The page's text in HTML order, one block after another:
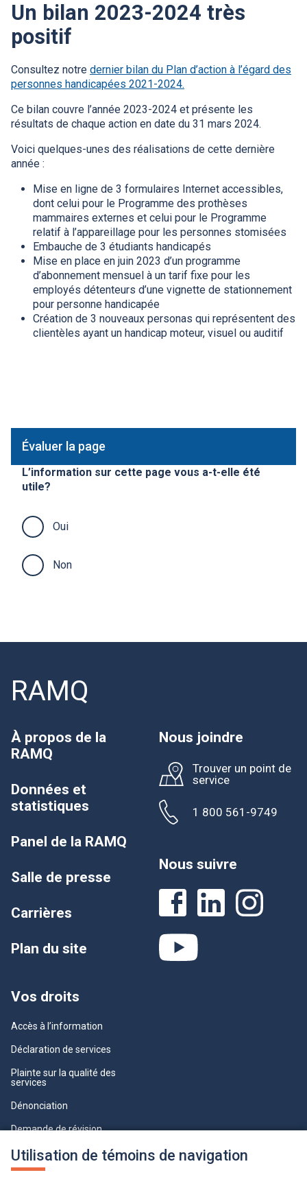
Utilisation de témoins de navigation
Un bilan 2023-2024 très
positif
Consultez notre dernier bilan du Plan d’action à l’égard des
personnes handicapées 2021-2024.
Ce bilan couvre l’année 2023-2024 et présente les
résultats de chaque action en date du 31 mars 2024.
Voici quelques-unes des réalisations de cette dernière
année :
Mise en ligne de 3 formulaires Internet accessibles,
dont celui pour le Programme des prothèses
mammaires externes et celui pour le Programme
relatif à l’appareillage pour les personnes stomisées
Embauche de 3 étudiants handicapés
Mise en place en juin 2023 d’un programme
d’abonnement mensuel à un tarif fixe pour les
employés détenteurs d’une vignette de stationnement
pour personne handicapée
Création de 3 nouveaux personas qui représentent des
clientèles ayant un handicap moteur, visuel ou auditif
Évaluer la page
L’information sur cette page vous a-t-elle été
utile?
Oui
Non
RAMQ
À propos de la
RAMQ
Données et
statistiques
Panel de la RAMQ
Salle de presse
Carrières
Plan du site
Vos droits
Accès à l’information
Déclaration de services
Plainte sur la qualité des
services
Dénonciation
Demande de révision
Lois et règlements
Nous joindre
Trouver un point de
service
1 800 561-9749
Nous suivre